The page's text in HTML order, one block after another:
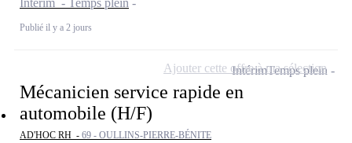
Intérim - Temps plein
Publié il y a 2 jours
Mécanicien service rapide en
automobile (H/F)
AD'HOC RH - 69 - OULLINS-PIERRE-BÉNITE
IntérimTemps plein
Ajouter cette offre à ma sélection